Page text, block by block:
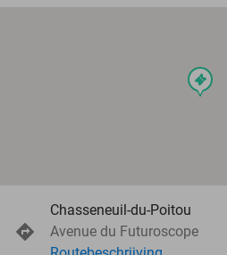
events
Chasseneuil-du-Poitou
Avenue du Futuroscope